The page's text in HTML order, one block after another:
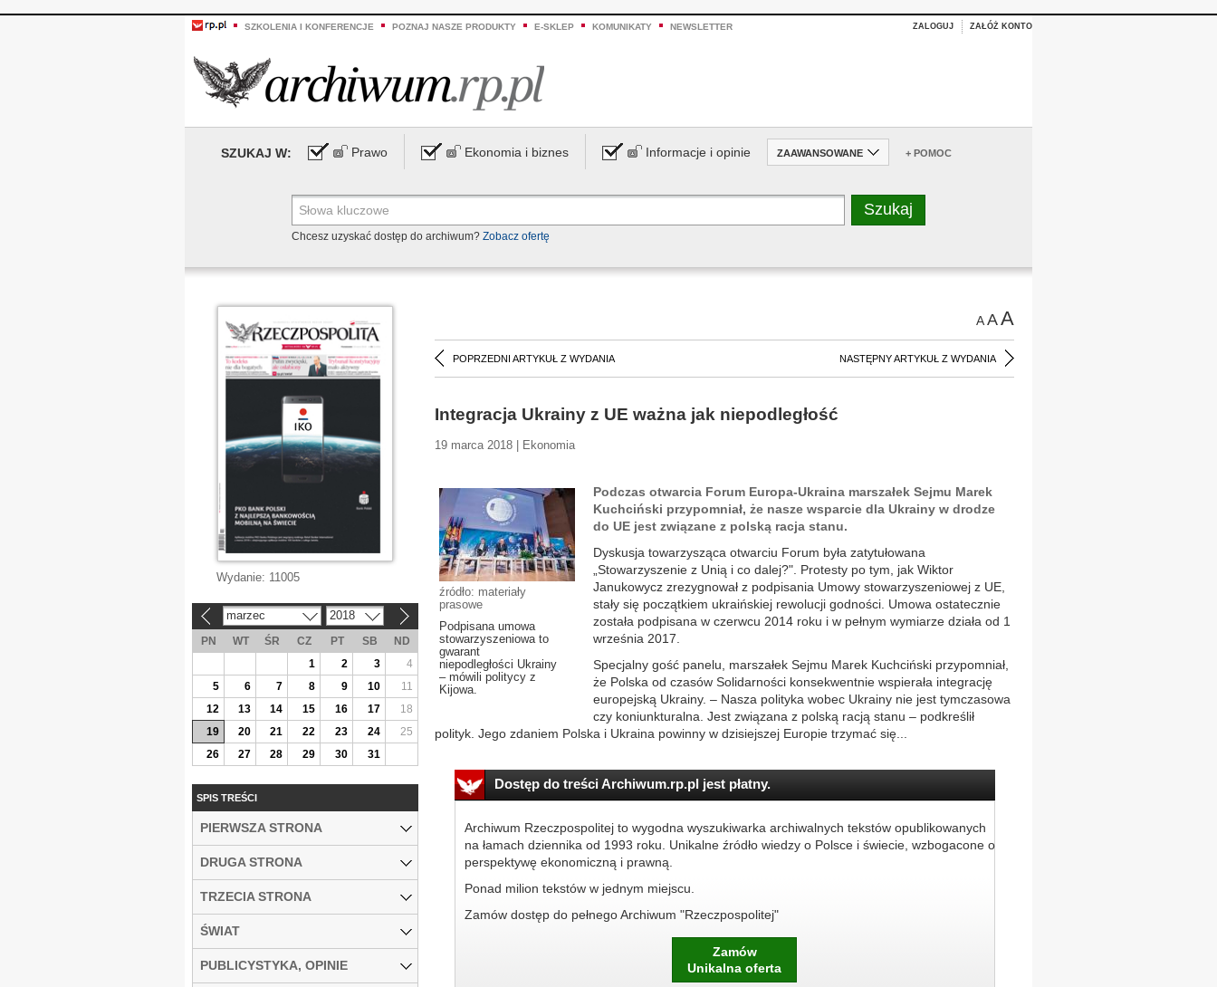
SZKOLENIA I KONFERENCJE POZNAJ NASZE PRODUKTY E-SKLEP KOMUNIKATY NEWSLETTER ZALOGUJ ZAŁÓŻ KONTO
SZUKAJ W: Prawo Ekonomia i biznes Informacje i opinie ZAAWANSOWANE + POMOC
Chcesz uzyskać dostęp do archiwum? Zobacz ofertę
AAA
POPRZEDNI ARTYKUŁ Z WYDANIA NASTĘPNY ARTYKUŁ Z WYDANIA
Integracja Ukrainy z UE ważna jak niepodległość
19 marca 2018 | Ekonomia
źródło: materiały
prasowe
Podpisana umowa
stowarzyszeniowa to
gwarant
niepodległości Ukrainy
– mówili politycy z
Kijowa.
Podczas otwarcia Forum Europa-Ukraina marszałek Sejmu Marek
Kuchciński przypomniał, że nasze wsparcie dla Ukrainy w drodze
do UE jest związane z polską racja stanu.
Dyskusja towarzysząca otwarciu Forum była zatytułowana
„Stowarzyszenie z Unią i co dalej?". Protesty po tym, jak Wiktor
Janukowycz zrezygnował z podpisania Umowy stowarzyszeniowej z UE,
stały się początkiem ukraińskiej rewolucji godności. Umowa ostatecznie
została podpisana w czerwcu 2014 roku i w pełnym wymiarze działa od 1
września 2017.
Specjalny gość panelu, marszałek Sejmu Marek Kuchciński przypomniał,
że Polska od czasów Solidarności konsekwentnie wspierała integrację
europejską Ukrainy. – Nasza polityka wobec Ukrainy nie jest tymczasowa
czy koniunkturalna. Jest związana z polską racją stanu – podkreślił
polityk. Jego zdaniem Polska i Ukraina powinny w dzisiejszej Europie trzymać się...
Dostęp do treści Archiwum.rp.pl jest płatny.
Archiwum Rzeczpospolitej to wygodna wyszukiwarka archiwalnych tekstów opublikowanych
na łamach dziennika od 1993 roku. Unikalne źródło wiedzy o Polsce i świecie, wzbogacone o
perspektywę ekonomiczną i prawną.
Ponad milion tekstów w jednym miejscu.
Zamów dostęp do pełnego Archiwum "Rzeczpospolitej"
Zamów
Unikalna oferta
Wydanie: 11005
marzec 2018
PN WT ŚR CZ PT SB
ND
1
2 3
4
5
6 7 8 9 10
11
12
13 14 15 16 17
18
19
20 21 22 23 24
25
26
27 28 29 30 31
SPIS TREŚCI
PIERWSZA STRONA
DRUGA STRONA
TRZECIA STRONA
ŚWIAT
PUBLICYSTYKA, OPINIE